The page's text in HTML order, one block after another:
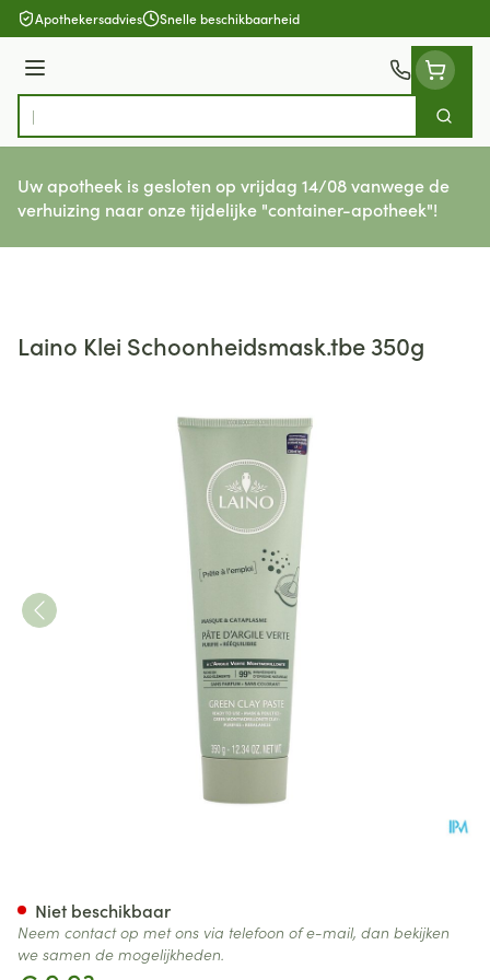
Ga naar de inhoud
Apothekersadvies Snelle beschikbaarheid
Menu
Product, merk, categorie...
Zoek
Uw apotheek is gesloten op vrijdag 14/08 vanwege de
verhuizing naar onze tijdelijke "container-apotheek"!
Laino Klei Schoonheidsmask.tbe 350g
Niet beschikbaar
Neem contact op met ons via telefoon of e-mail, dan bekijken
we samen de mogelijkheden.